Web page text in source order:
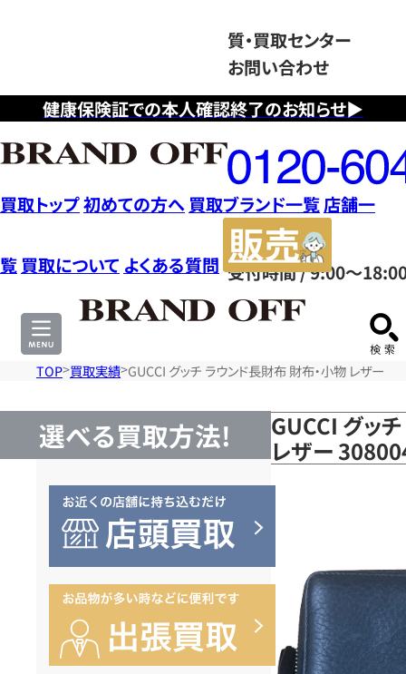
健康保険証での本人確認終了のお知らせ▶
質・買取センター
お問い合わせ
フ
リ
ー
ダ
イ
ヤ
ル
0120604117
受付時間 / 9:00～
買取トップ初めての方へ 買取ブランド一覧店舗一
覧 買取について よくある質問
サ
TOP 買取実績 GUCCI グッチ ラウンド長財布 財布・小物 レザー
選べる買取方法!
GUCCI グッ
レザー